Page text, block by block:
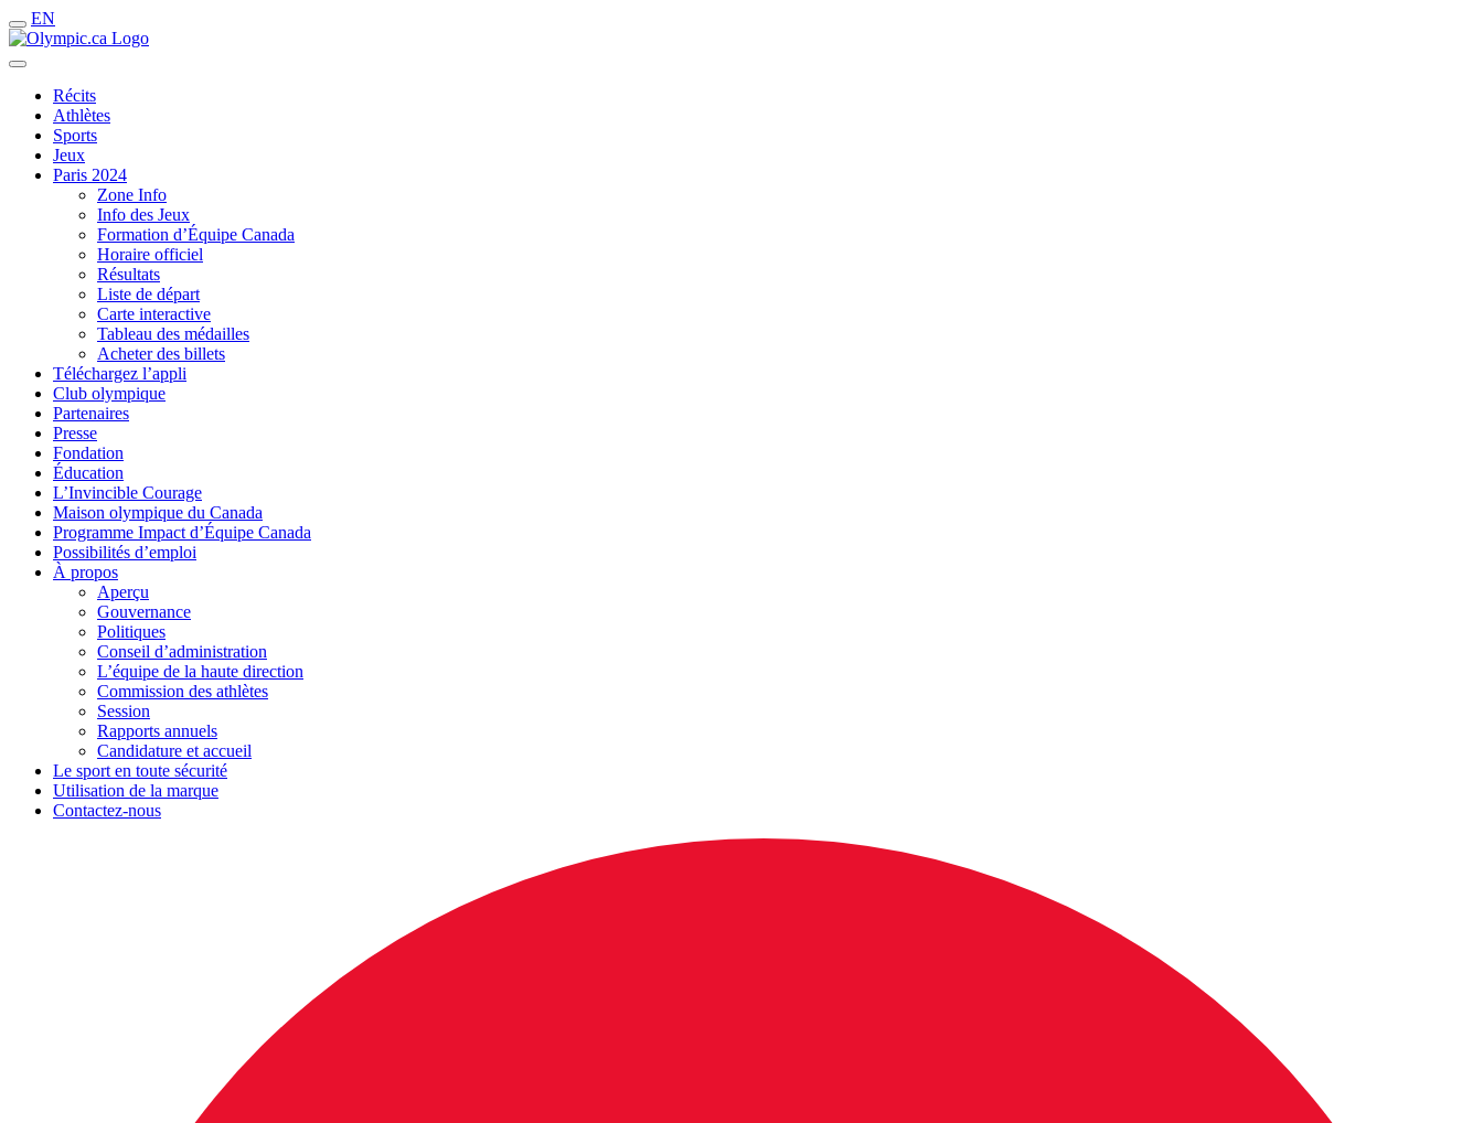
EN
Récits
Athlètes
Sports
Jeux
Paris 2024
Zone Info
Info des Jeux
Formation d’Équipe Canada
Horaire officiel
Résultats
Liste de départ
Carte interactive
Tableau des médailles
Acheter des billets
Téléchargez l’appli
Club olympique
Partenaires
Presse
Fondation
Éducation
L’Invincible Courage
Maison olympique du Canada
Programme Impact d’Équipe Canada
Possibilités d’emploi
À propos
Aperçu
Gouvernance
Politiques
Conseil d’administration
L’équipe de la haute direction
Commission des athlètes
Session
Rapports annuels
Candidature et accueil
Le sport en toute sécurité
Utilisation de la marque
Contactez-nous